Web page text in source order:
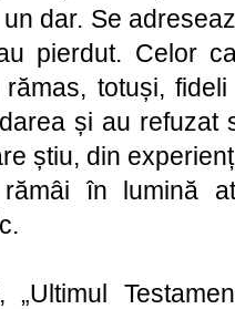
dar. Se
pierdut. Celor
totuși,
și au refuzat
știu, din
în lumină
„Ultimul